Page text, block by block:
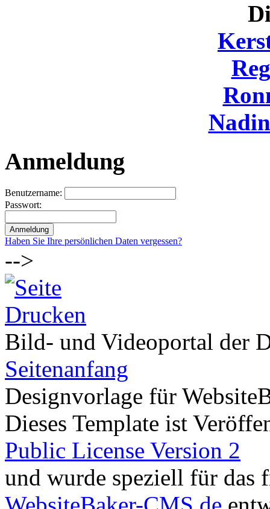
Anmeldung
Benutzername:
Passwort:
Haben Sie Ihre persönlichen Daten vergessen?
-->
Bild- und Videoportal der
Seitenanfang
Designvorlage für
Dieses Template ist
Public License Version 2
und wurde speziell für das